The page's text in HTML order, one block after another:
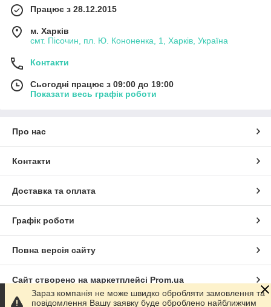
Працює з 28.12.2015
м. Харків
смт. Пісочин, пл. Ю. Кононенка, 1, Харків, Україна
Контакти
Сьогодні працює з 09:00 до 19:00
Показати весь графік роботи
Про нас
Контакти
Доставка та оплата
Графік роботи
Повна версія сайту
Сайт створено на маркетплейсі Prom.ua
Зараз компанія не може швидко обробляти замовлення та
повідомлення Вашу заявку буде оброблено найближчим